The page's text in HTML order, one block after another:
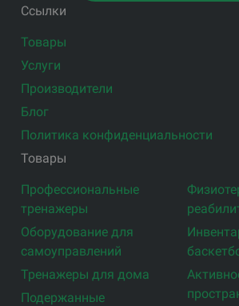
Ссылки
Товары
Услуги
Производители
Блог
Политика конфиденциальности
Товары
Профессиональные
тренажеры
Оборудование для
самоуправлений
Тренажеры для дома
Подержанные